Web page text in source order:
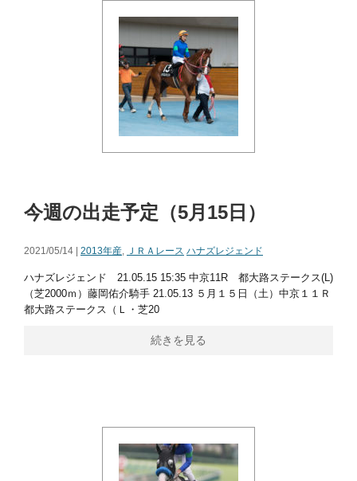
今週の出走予定（5月15日）
2021/05/14 | 2013年産, ＪＲＡレース ハナズレジェンド
ハナズレジェンド 21.05.15 15:35 中京11R 都大路ステークス(L)
（芝2000ｍ）藤岡佑介騎手 21.05.13 ５月１５日（土）中京１１Ｒ
都大路ステークス（Ｌ・芝20
続きを見る